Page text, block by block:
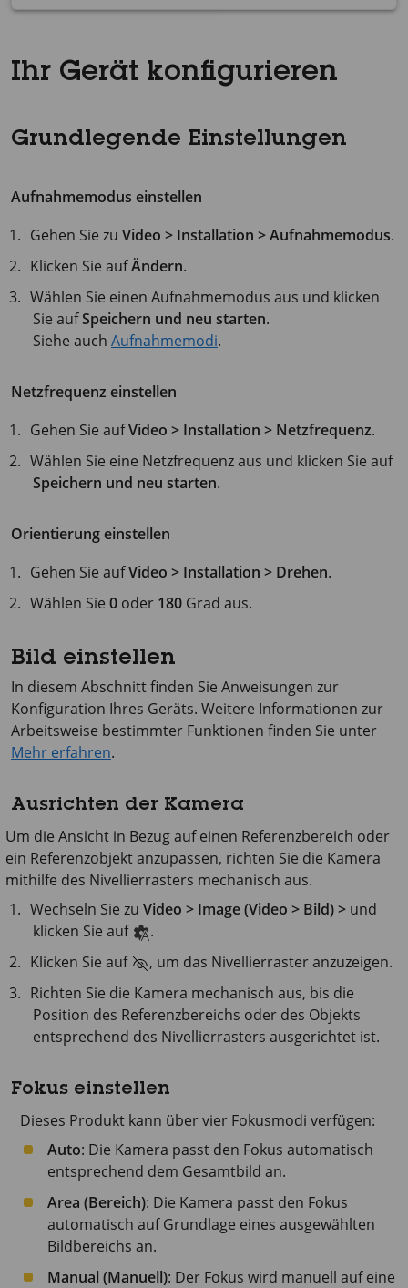
Ihr Gerät konfigurieren
Grundlegende Einstellungen
Aufnahmemodus einstellen
Gehen Sie zuVideo > Installation > Aufnahmemodus.
Klicken Sie aufÄndern.
Wählen Sie einen Aufnahmemodus aus und klicken
Sie aufSpeichern und neu starten.
Siehe auch Aufnahmemodi.
Netzfrequenz einstellen
Gehen Sie aufVideo > Installation > Netzfrequenz.
Wählen Sie eine Netzfrequenz aus und klicken Sie auf
Speichern und neu starten.
Orientierung einstellen
Gehen Sie aufVideo > Installation > Drehen.
Wählen Sie0 oder 180 Grad aus.
Bild einstellen
In diesem Abschnitt finden Sie Anweisungen zur
Konfiguration Ihres Geräts. Weitere Informationen zur
Arbeitsweise bestimmter Funktionen finden Sie unter
Mehr erfahren.
Ausrichten der Kamera
Um die Ansicht in Bezug auf einen Referenzbereich oder
ein Referenzobjekt anzupassen, richten Sie die Kamera
mithilfe des Nivellierrasters mechanisch aus.
Wechseln Sie zuVideo > Image (Video > Bild) > und
klicken Sie auf
.
Klicken Sie auf
, um das Nivellierraster anzuzeigen.
Richten Sie die Kamera mechanisch aus, bis die
Position des Referenzbereichs oder des Objekts
entsprechend des Nivellierrasters ausgerichtet ist.
Fokus einstellen
Dieses Produkt kann über vier Fokusmodi verfügen:
Auto: Die Kamera passt den Fokus automatisch
entsprechend dem Gesamtbild an.
Area (Bereich): Die Kamera passt den Fokus
automatisch auf Grundlage eines ausgewählten
Bildbereichs an.
Manual (Manuell): Der Fokus wird manuell auf eine